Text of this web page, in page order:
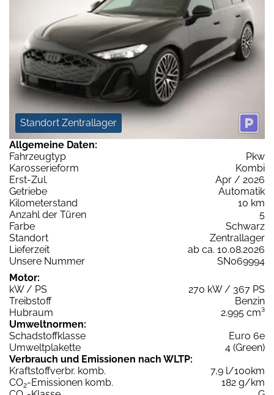
Standort Zentrallager
Allgemeine Daten:
Fahrzeugtyp
Pkw
Karosserieform
Kombi
Erst-Zul.
Apr / 2026
Getriebe
Automatik
Kilometerstand
10 km
Anzahl der Türen
5
Farbe
Schwarz
Standort
Zentrallager
Lieferzeit
ab ca. 10.08.2026
Unsere Nummer
SN069994
Motor:
kW / PS
270 kW / 367 PS
Treibstoff
Benzin
Hubraum
2.995 cm³
Umweltnormen:
Schadstoffklasse
Euro 6e
Umweltplakette
4 (Green)
Verbrauch und Emissionen nach WLTP:
Kraftstoffverbr. komb.
7,9 l/100km
CO2-Emissionen komb.
182 g/km